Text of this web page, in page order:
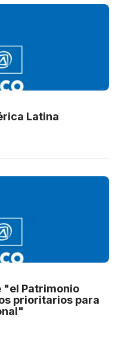
Latina
"el Patrimonio
prioritarios para